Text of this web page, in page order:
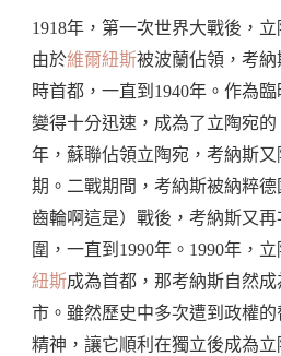
1918年，第一次世界大戰後，
由於維爾紐斯被波蘭佔領，考
時首都，一直到1940年。作為
變得十分迅速，成為了立陶宛的
年，蘇聯佔領立陶宛，考納斯
期。二戰期間，考納斯被納粹
齒輪啊這是）戰後，考納斯又
圍，一直到1990年。1990年，
紐斯成為首都，那考納斯自然
市。雖然歷史中多次遭到政權
精神，讓它順利在獨立後成為